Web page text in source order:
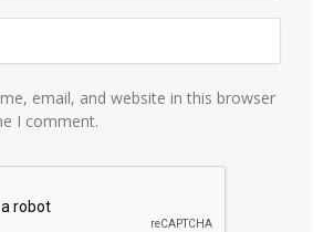
email, and website in this browser
I comment.